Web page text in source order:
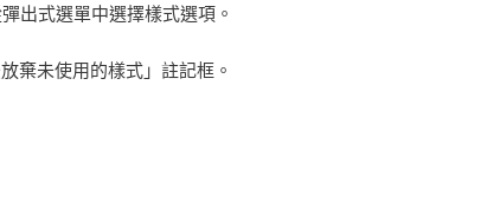
出式選單中選擇樣式選項。
棄未使用的樣式」註記框。